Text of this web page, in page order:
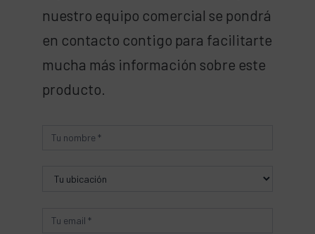
nuestro equipo comercial se pondrá
en contacto contigo para facilitarte
mucha más información sobre este
producto.
Producto